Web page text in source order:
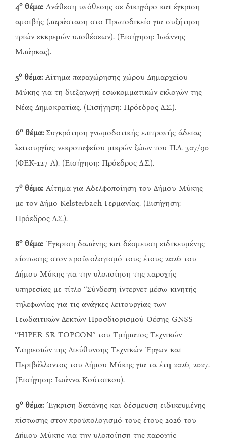
4οθέμα: Ανάθεση υπόθεσης σε δικηγόρο και έγκριση
αμοιβής (παράσταση στο Πρωτοδικείο για συζήτηση
τριών εκκρεμών υποθέσεων). (Εισήγηση: Ιωάννης
Μπάρκας).
5οθέμα: Αίτημα παραχώρησης χώρου Δημαρχείου
Μύκης για τη διεξαγωγή εσωκομματικών εκλογών της
Νέας Δημοκρατίας. (Εισήγηση: Πρόεδρος Δ.Σ.).
6οθέμα: Συγκρότηση γνωμοδοτικής επιτροπής άδειας
λειτουργίας νεκροταφείου μικρών ζώων του Π.Δ. 307/90
(ΦΕΚ-127 Α). (Εισήγηση: Πρόεδρος Δ.Σ.).
7οθέμα: Αίτημα για Αδελφοποίηση του Δήμου Μύκης
με τον Δήμο Kelsterbach Γερμανίας. (Εισήγηση:
Πρόεδρος Δ.Σ.).
8οθέμα: Έγκριση δαπάνης και δέσμευση ειδικευμένης
πίστωσης στον προϋπολογισμό τους έτους 2026 του
Δήμου Μύκης για την υλοποίηση της παροχής
υπηρεσίας με τίτλο ‘’Σύνδεση ίντερνετ μέσω κινητής
τηλεφωνίας για τις ανάγκες λειτουργίας των
Γεωδαιτικών Δεκτών Προσδιορισμού Θέσης GNSS
‘’HIPER SR TOPCON’’ του Τμήματος Τεχνικών
Υπηρεσιών της Διεύθυνσης Τεχνικών Έργων και
Περιβάλλοντος του Δήμου Μύκης για τα έτη 2026, 2027.
(Εισήγηση: Ιωάννα Κούτσικου).
9οθέμα: Έγκριση δαπάνης και δέσμευση ειδικευμένης
πίστωσης στον προϋπολογισμό τους έτους 2026 του
Δήμου Μύκης για την υλοποίηση της παροχής